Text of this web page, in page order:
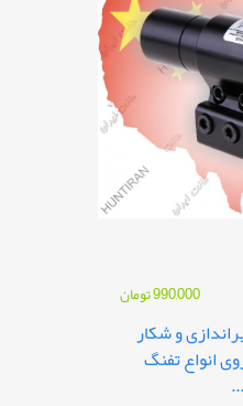
990,000تومان
و شکار
انواع تفنگ